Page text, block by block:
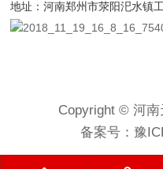
地址：河南郑州市荥阳汜水镇
Copyright © 河南
备案号：豫